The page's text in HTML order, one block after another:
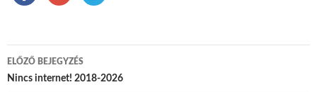
Bejegyzés navigáció
ELŐZŐ BEJEGYZÉS
Nincs internet! 2018-2026